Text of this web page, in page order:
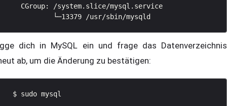
     CGroup: /system.slice/mysql.service
dich in MySQL ein und frage das Datenverzeichnis
ab, um die Änderung zu bestätigen:
   $ sudo mysql